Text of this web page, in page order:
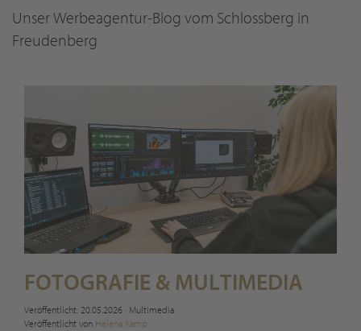
Unser Werbeagentur-Blog vom Schlossberg in
Freudenberg
FOTOGRAFIE & MULTIMEDIA
Veröffentlicht: 20.05.2026 · Multimedia
Veröffentlicht von Helena Kamp